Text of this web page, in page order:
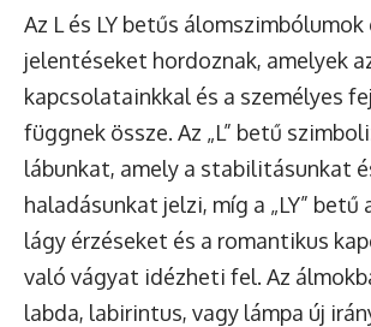
Az L és LY betűs
jelentéseket hordoznak, amelyek
kapcsolatainkkal és a személyes
függnek össze. Az „L” betű
lábunkat, amely a stabilitásunkat
haladásunkat jelzi, míg a „LY” betű
lágy érzéseket és a romantikus
való vágyat idézheti fel. Az
labda, labirintus, vagy lámpa új